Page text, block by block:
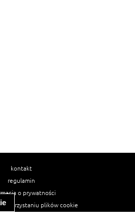
kontakt
regulamin
o prywatności
plików cookie